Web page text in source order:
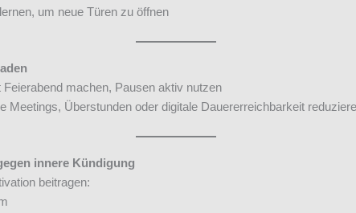
um neue Türen zu öffnen
Feierabend machen, Pausen aktiv nutzen
Meetings, Überstunden oder digitale Dauererreichbarkeit
innere Kündigung
beitragen: